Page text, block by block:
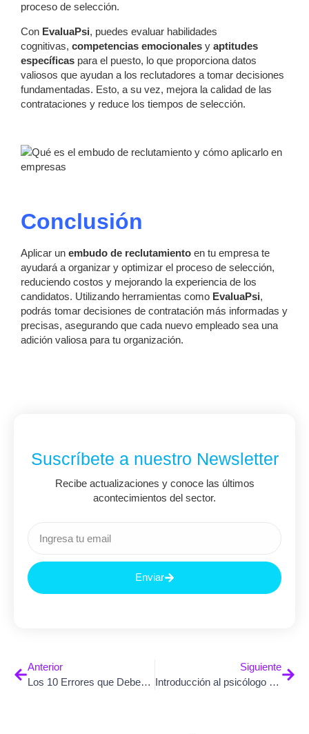
proceso de selección.
Con EvaluaPsi, puedes evaluar habilidades
cognitivas, competencias emocionales y aptitudes
específicas para el puesto, lo que proporciona datos
valiosos que ayudan a los reclutadores a tomar decisiones
fundamentadas. Esto, a su vez, mejora la calidad de las
contrataciones y reduce los tiempos de selección.
Conclusión
Aplicar un embudo de reclutamiento en tu empresa te
ayudará a organizar y optimizar el proceso de selección,
reduciendo costos y mejorando la experiencia de los
candidatos. Utilizando herramientas como EvaluaPsi,
podrás tomar decisiones de contratación más informadas y
precisas, asegurando que cada nuevo empleado sea una
adición valiosa para tu organización.
Suscríbete a nuestro Newsletter
Recibe actualizaciones y conoce las últimos
acontecimientos del sector.
Enviar
Anterior
Los 10 Errores que Debes Evitar en una Entrevista de Trabajo como Reclutador
Siguiente
Introducción al psicólogo empresarial